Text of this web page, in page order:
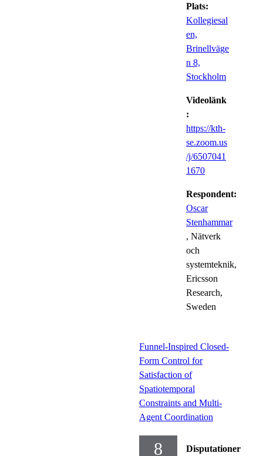
Plats:
Kollegiesal
en,
Brinellväge
n 8,
Stockholm
Videolänk
:
https://kth-
se.zoom.us
/j/6507041
1670
Respondent:
Oscar
Stenhammar
, Nätverk
och
systemteknik,
Ericsson
Research,
Sweden
Funnel-Inspired Closed-
Form Control for
Satisfaction of
Spatiotemporal
Constraints and Multi-
Agent Coordination
8 Disputationer